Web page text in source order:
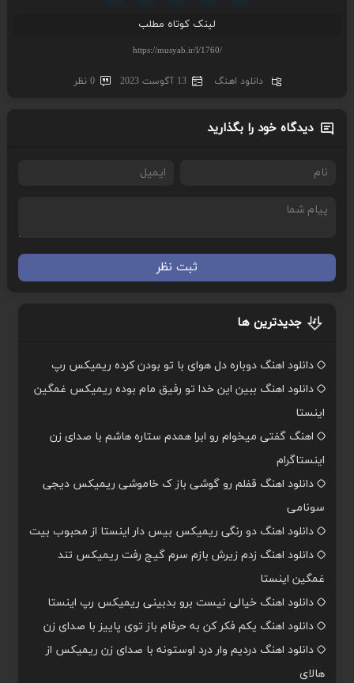
لینک کوتاه مطلب
دانلود اهنگ 13 آگوست 2023 0 نظر
دیدگاه خود را بگذارید
ثبت نظر
جدیدترین ها
دانلود اهنگ دوباره دل هوای با تو بودن کرده ریمیکس رپ
دانلود اهنگ ببین این خدا تو رفیق مام بوده ریمیکس غمگین
اینستا
اهنگ گفتی میخوام رو ابرا همدم ستاره هاشم با صدای زن
اینستاگرام
دانلود اهنگ قفلم رو گوشی باز ک خاموشی ریمیکس دیجی
سونامی
دانلود اهنگ دو رنگی ریمیکس بیس دار اینستا از محبوب بیت
دانلود اهنگ زدم زیرش بازم سرم گیج رفت ریمیکس تند
غمگین اینستا
دانلود اهنگ خیالی نیست برو بدبینی ریمیکس رپ اینستا
دانلود اهنگ یکم فکر کن به حرفام باز توی پاییز با صدای زن
دانلود اهنگ دردیم وار درد اوستونه با صدای زن ریمیکس از
هالای